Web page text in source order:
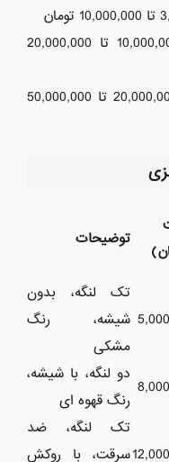
10,000,000 تا 20,000,000
20,000,000 تا 50,000,000
توضیحات
تک لنگه، بدون
شیشه، رنگ
مشکی
دو لنگه، با شیشه،
رنگ قهوه ای
تک لنگه، ضد
سرقت، با روکش